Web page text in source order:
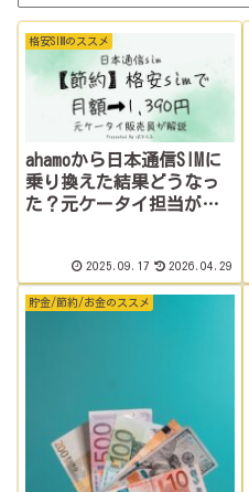
格安SIMのススメ
ahamoから日本通信SIMに
乗り換えた結果どうなっ
た？元ケータイ担当が正
2025.09.17 2026.04.29
貯金/節約/お金のススメ